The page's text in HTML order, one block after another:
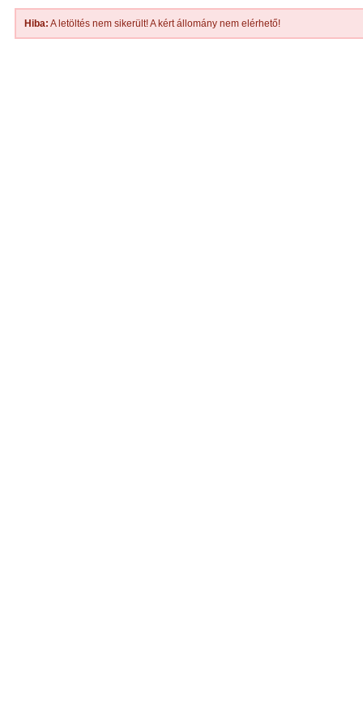
Hiba: A letöltés nem sikerült! A kért állomány nem elérhető!